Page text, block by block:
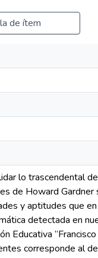
de ítem
lo trascendental
de Howard Gardner
y aptitudes que
detectada en
corresponde al